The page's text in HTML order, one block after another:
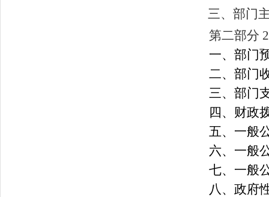
三、部门
第二部分
一、部门
二、 部门
三、 部门
四、财政
五、一般
六、一般
七、一般
八 、政府